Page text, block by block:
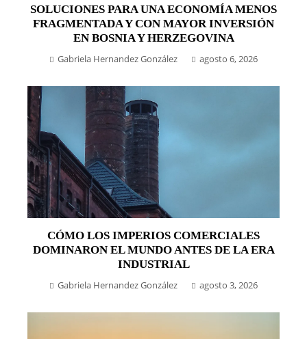
SOLUCIONES PARA UNA ECONOMÍA MENOS
FRAGMENTADA Y CON MAYOR INVERSIÓN
EN BOSNIA Y HERZEGOVINA
Gabriela Hernandez González agosto 6, 2026
CÓMO LOS IMPERIOS COMERCIALES
DOMINARON EL MUNDO ANTES DE LA ERA
INDUSTRIAL
Gabriela Hernandez González agosto 3, 2026